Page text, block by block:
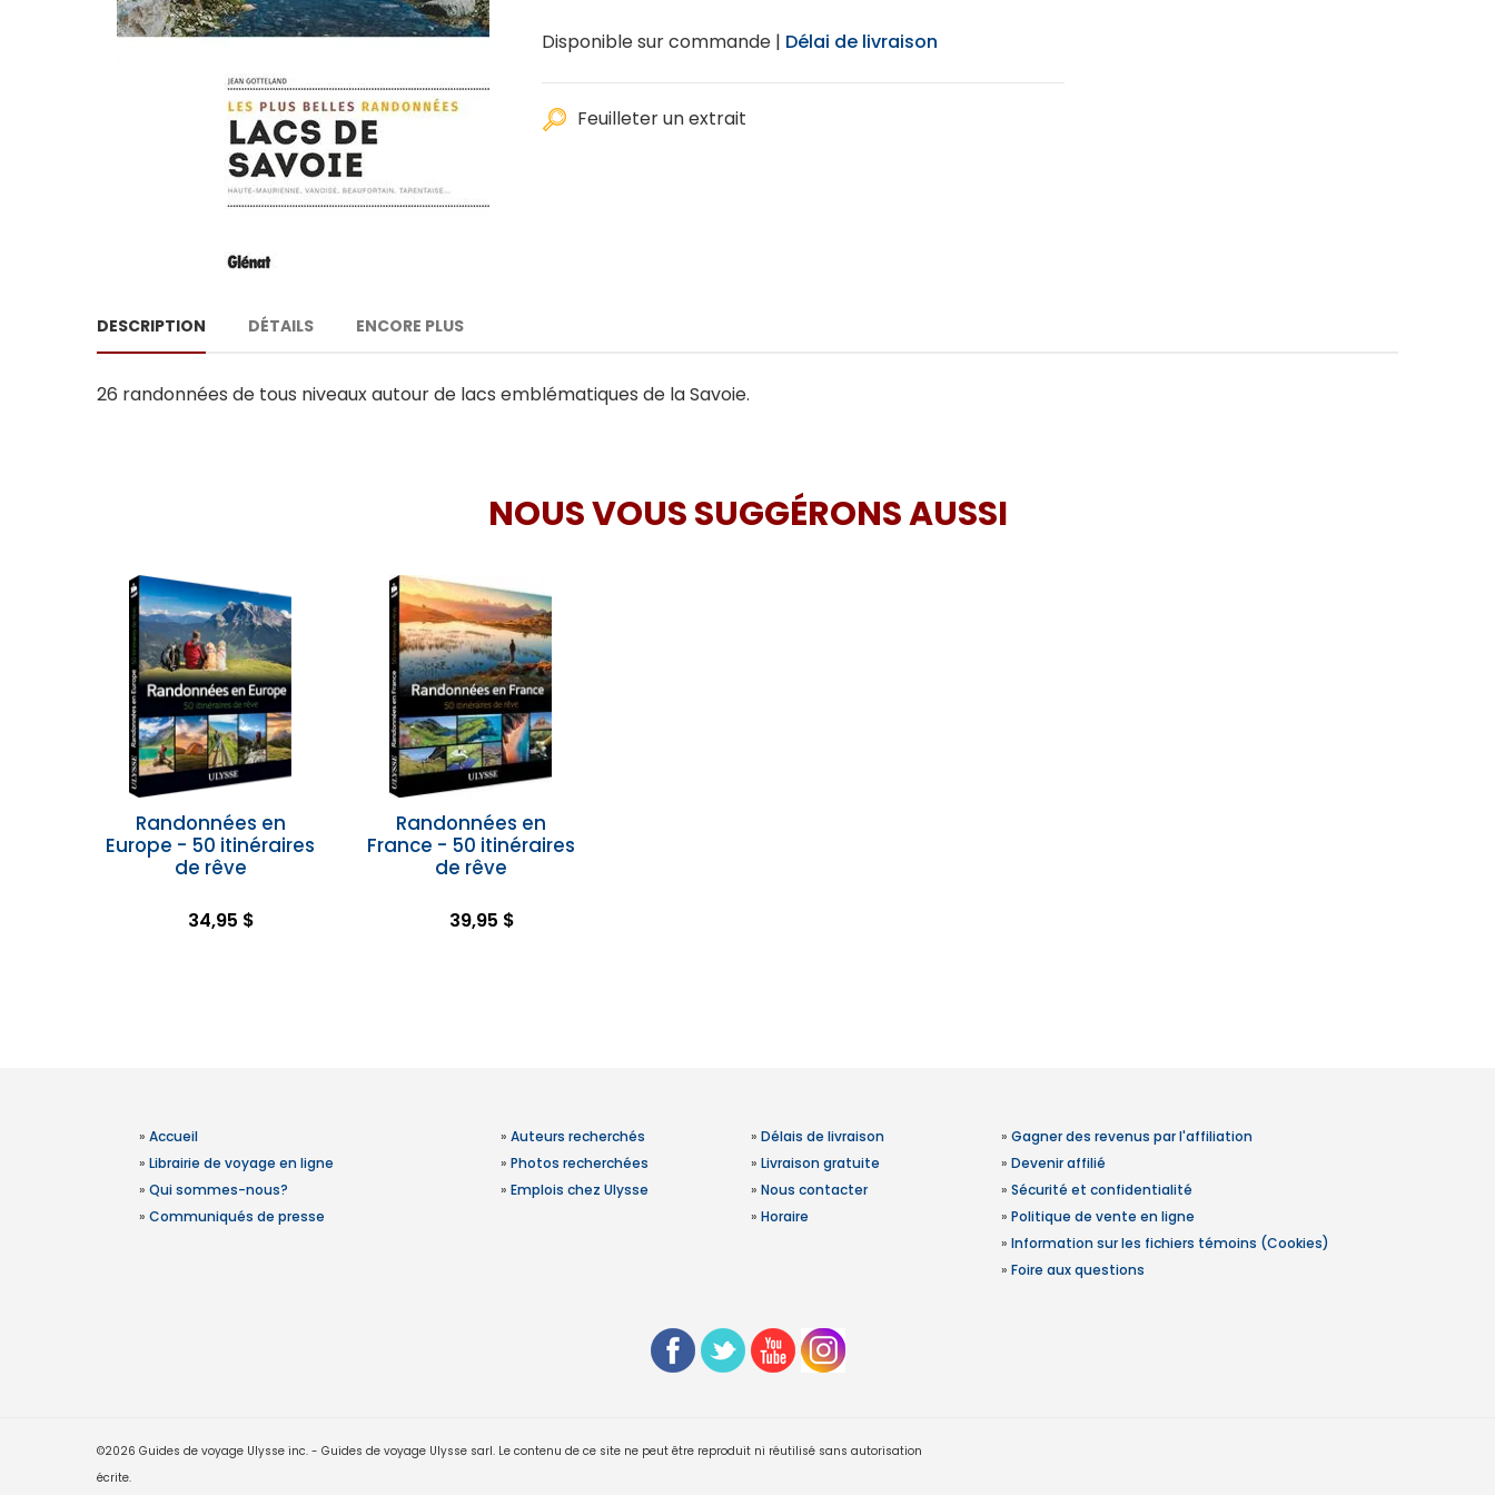
Disponible sur commande | Délai de livraison
Feuilleter un extrait
DESCRIPTION DÉTAILS ENCORE PLUS
26 randonnées de tous niveaux autour de lacs emblématiques de la Savoie.
NOUS VOUS SUGGÉRONS AUSSI
Randonnées en
Europe - 50 itinéraires
de rêve
34,95 $
Randonnées en
France - 50 itinéraires
de rêve
39,95 $
» Accueil
» Librairie de voyage en ligne
» Qui sommes-nous?
» Communiqués de presse
» Auteurs recherchés
» Photos recherchées
» Emplois chez Ulysse
» Délais de livraison
» Livraison gratuite
» Nous contacter
» Horaire
» Gagner des revenus par l'affiliation
» Devenir affilié
» Sécurité et confidentialité
» Politique de vente en ligne
» Information sur les fichiers témoins (Cookies)
» Foire aux questions
©2026 Guides de voyage Ulysse inc. - Guides de voyage Ulysse sarl. Le contenu de ce site ne peut être reproduit ni réutilisé sans autorisation
écrite.